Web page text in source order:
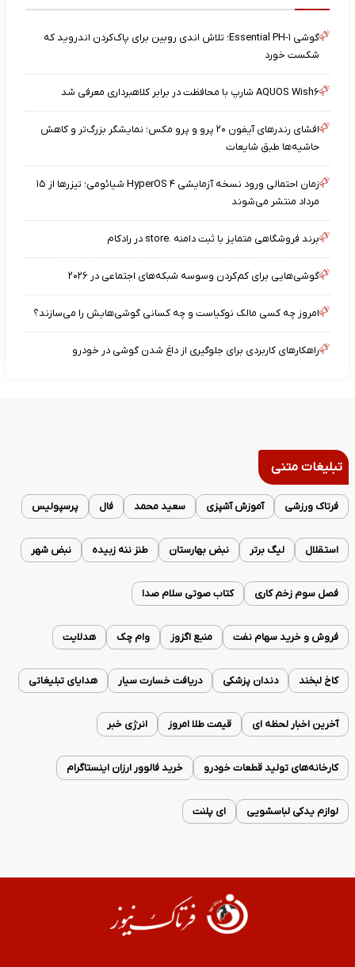
گوشی Essential PH-۱؛ تلاش اندی روبین برای پاک‌کردن اندروید که
شکست خورد
AQUOS Wish۶ شارپ با محافظت در برابر کلاهبرداری معرفی شد
افشای رندرهای آیفون ۲۰ پرو و پرو مکس؛ نمایشگر بزرگ‌تر و کاهش
حاشیه‌ها طبق شایعات
زمان احتمالی ورود نسخه آزمایشی HyperOS ۴ شیائومی؛ تیزرها از ۱۵
مرداد منتشر می‌شوند
برند فروشگاهی متمایز با ثبت دامنه .store در رادکام
گوشی‌هایی برای کم‌کردن وسوسه شبکه‌های اجتماعی در ۲۰۲۶
امروز چه کسی مالک نوکیاست و چه کسانی گوشی‌هایش را می‌سازند؟
راهکارهای کاربردی برای جلوگیری از داغ شدن گوشی در خودرو
تبلیغات متنی
فرتاک ورزشی آموزش آشپزی سعید محمد فال پرسپولیس
استقلال لیگ برتر نبض بهارستان طنز ننه زبیده نبض شهر
فصل سوم زخم کاری کتاب صوتی سلام صدا
فروش و خرید سهام نفت منبع اگزوز وام چک هدلایت
کاخ لبخند دندان پزشکی دریافت خسارت سیار هدایای تبلیغاتی
آخرین اخبار لحظه ای قیمت طلا امروز انرژی خبر
کارخانه‌های تولید قطعات خودرو خرید فالوور ارزان اینستاگرام
لوازم یدکی لباسشویی ای پلنت